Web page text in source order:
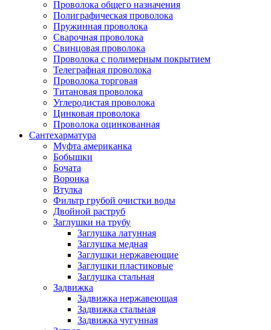
Проволока общего назначения
Полиграфическая проволока
Пружинная проволока
Сварочная проволока
Свинцовая проволока
Проволока с полимерным покрытием
Телеграфная проволока
Проволока торговая
Титановая проволока
Углеродистая проволока
Цинковая проволока
Проволока оцинкованная
Сантехарматура
Муфта американка
Бобышки
Бочата
Воронка
Втулка
Фильтр грубой очистки воды
Двойной раструб
Заглушки на трубу
Заглушка латунная
Заглушка медная
Заглушки нержавеющие
Заглушки пластиковые
Заглушка стальная
Задвижка
Задвижка нержавеющая
Задвижка стальная
Задвижка чугунная